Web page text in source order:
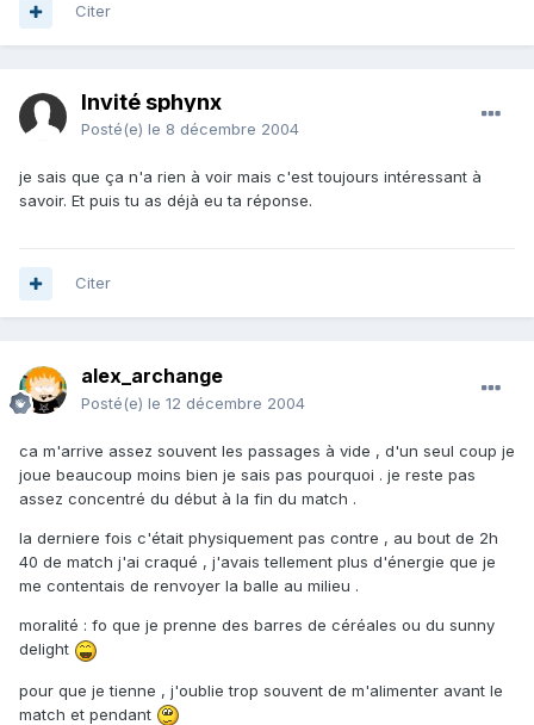
Citer
Invité sphynx
Posté(e) le 8 décembre 2004
je sais que ça n'a rien à voir mais c'est toujours intéressant à
savoir. Et puis tu as déjà eu ta réponse.
Citer
alex_archange
Posté(e) le 12 décembre 2004
ca m'arrive assez souvent les passages à vide , d'un seul coup je
joue beaucoup moins bien je sais pas pourquoi . je reste pas
assez concentré du début à la fin du match .
la derniere fois c'était physiquement pas contre , au bout de 2h
40 de match j'ai craqué , j'avais tellement plus d'énergie que je
me contentais de renvoyer la balle au milieu .
moralité : fo que je prenne des barres de céréales ou du sunny
delight
pour que je tienne , j'oublie trop souvent de m'alimenter avant le
match et pendant